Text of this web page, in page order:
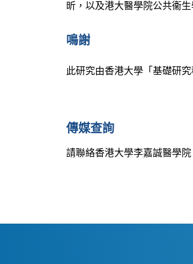
昕，以及港大醫學院公共衞
鳴謝
此研究由香港大學「基礎研
傳媒查詢
請聯絡香港大學李嘉誠醫學院